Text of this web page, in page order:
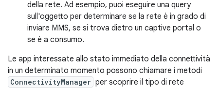
della rete. Ad esempio, puoi eseguire una query
sull'oggetto per determinare se la rete è in grado di
inviare MMS, se si trova dietro un captive portal o
se è a consumo.
Le app interessate allo stato immediato della connettività
in un determinato momento possono chiamare i metodi
ConnectivityManager per scoprire il tipo di rete